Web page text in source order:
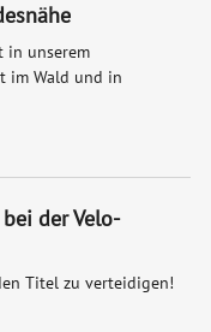
in unserem
im Wald und in
der Velo-
Titel zu verteidigen!